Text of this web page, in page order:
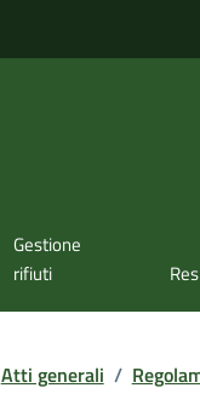
Gestione
rifiuti
Atti generali /